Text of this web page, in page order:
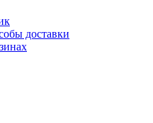
доставки